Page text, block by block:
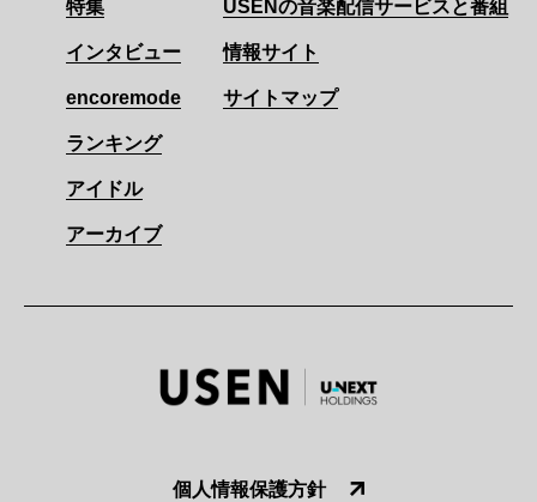
特集
インタビュー
encoremode
ランキング
アイドル
アーカイブ
USENの音楽配信サービスと番組
情報サイト
サイトマップ
個人情報保護方針